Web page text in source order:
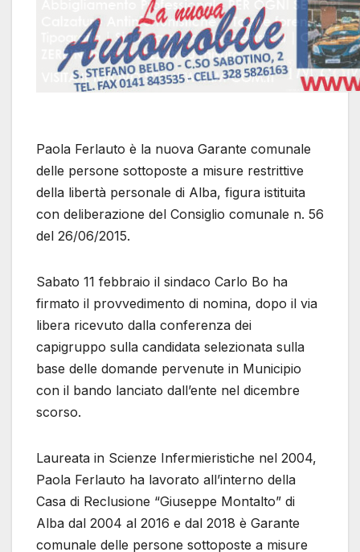
Paola Ferlauto è la nuova Garante comunale
delle persone sottoposte a misure restrittive
della libertà personale di Alba, figura istituita
con deliberazione del Consiglio comunale n. 56
del 26/06/2015.
Sabato 11 febbraio il sindaco Carlo Bo ha
firmato il provvedimento di nomina, dopo il via
libera ricevuto dalla conferenza dei
capigruppo sulla candidata selezionata sulla
base delle domande pervenute in Municipio
con il bando lanciato dall’ente nel dicembre
scorso.
Laureata in Scienze Infermieristiche nel 2004,
Paola Ferlauto ha lavorato all’interno della
Casa di Reclusione “Giuseppe Montalto” di
Alba dal 2004 al 2016 e dal 2018 è Garante
comunale delle persone sottoposte a misure